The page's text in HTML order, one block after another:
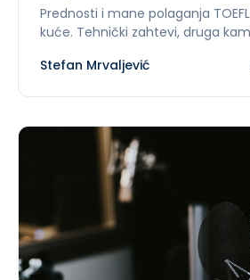
Prednosti i mane polaganja
kuće. Tehnički zahtevi, druga
Stefan Mrvaljević